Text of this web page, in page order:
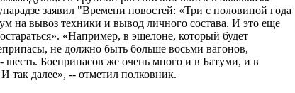
заявил "Времени новостей: «Три с половиной года
на вывоз техники и вывод личного состава. И это еще
«Например, в эшелоне, который будет
не должно быть больше восьми вагонов,
шесть. Боеприпасов же очень много и в Батуми, и в
так далее», -- отметил полковник.